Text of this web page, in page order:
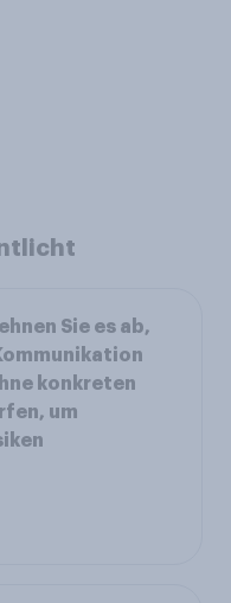
Sie es ab,
konkreten
um